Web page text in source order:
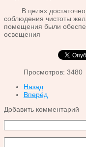
В целях
соблюдения чистоты
помещения были
освещения
Просмотров: 3480
Назад
Вперёд
Добавить комментарий